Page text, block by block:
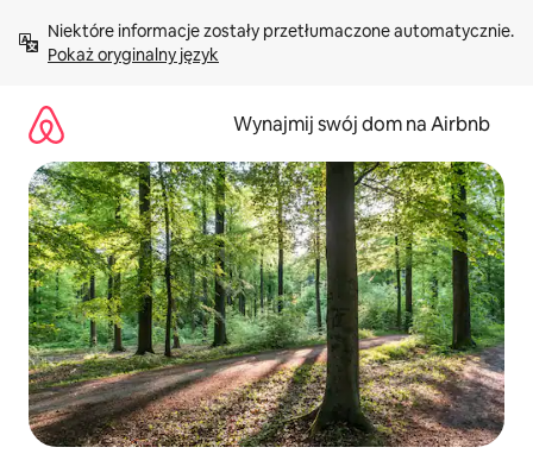
treści Pokaż oryginalny język
Wynajmij swój dom na Airbnb